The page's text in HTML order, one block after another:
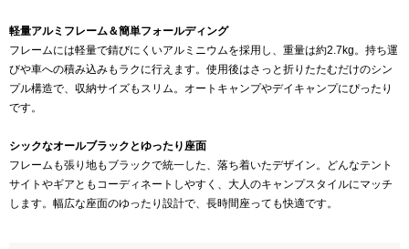
軽量アルミフレーム＆簡単フォールディング
フレームには軽量で錆びにくいアルミニウムを採用し、重量は約2.7kg。持ち運
びや車への積み込みもラクに行えます。使用後はさっと折りたたむだけのシン
プル構造で、収納サイズもスリム。オートキャンプやデイキャンプにぴったり
です。
シックなオールブラックとゆったり座面
フレームも張り地もブラックで統一した、落ち着いたデザイン。どんなテント
サイトやギアともコーディネートしやすく、大人のキャンプスタイルにマッチ
します。幅広な座面のゆったり設計で、長時間座っても快適です。